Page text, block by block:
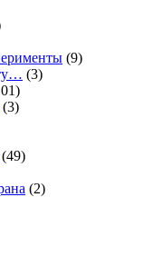
(9)
(3)
(3)
(49)
(2)